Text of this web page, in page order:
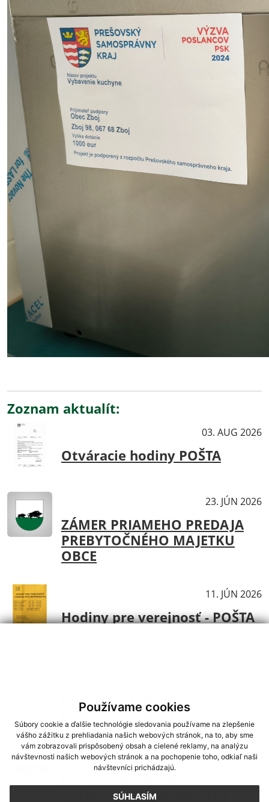
Používame cookies
Súbory cookie a ďalšie technológie sledovania používame na zlepšenie
vášho zážitku z prehliadania našich webových stránok, na to, aby sme
vám zobrazovali prispôsobený obsah a cielené reklamy, na analýzu
návštevnosti našich webových stránok a na pochopenie toho, odkiaľ naši
návštevníci prichádzajú.
SÚHLASÍM
Zoznam aktualít:
03. AUG 2026
Otváracie hodiny POŠTA
23. JÚN 2026
ZÁMER PRIAMEHO PREDAJA
PREBYTOČNÉHO MAJETKU
OBCE
11. JÚN 2026
Hodiny pre verejnosť - POŠTA
ENVIRONMENTÁLNEHO
FONDU FORMOU DOTÁCIE
Aktuality 01. APR 2026
občianskej vybavenosti a